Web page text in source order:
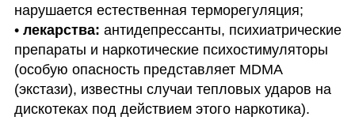
нарушается естественная терморегуляция;
• лекарства: антидепрессанты, психиатрические
препараты и наркотические психостимуляторы
(особую опасность представляет MDMA
(экстази), известны случаи тепловых ударов на
дискотеках под действием этого наркотика).